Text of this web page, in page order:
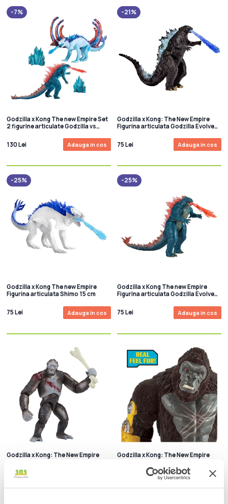
-7%
Godzilla x Kong The new Empire Set
2 figurine articulate Godzilla vs
130 Lei
Adauga in cos
-21%
Godzilla x Kong: The New Empire
Figurina articulata Godzilla Evolved
75 Lei
Adauga in cos
-25%
Godzilla x Kong The new Empire
Figurina articulata Shimo 15 cm
75 Lei Adauga in cos
-25%
Godzilla x Kong The new Empire
Figurina articulata Godzilla Evolved
75 Lei
Adauga in cos
Godzilla x Kong: The New Empire
90 Lei
Godzilla x Kong: The New Empire
Adauga in cos